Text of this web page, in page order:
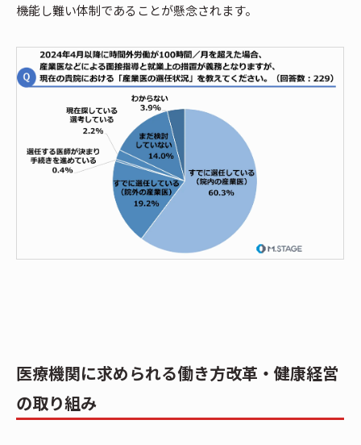
機能し難い体制であることが懸念されます。
医療機関に求められる働き方改革・健康経営
の取り組み